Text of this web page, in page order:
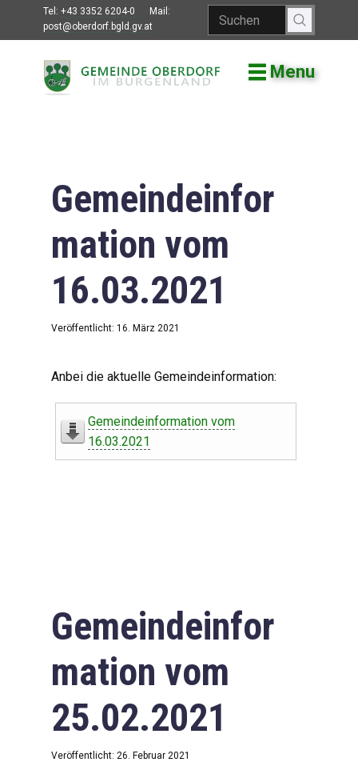
Tel: +43 3352 6204-0
Mail:
post@oberdorf.bgld.gv.at
Menu
Willkommen
Gemeindeamt
Gemeinderat
Bildung
Vereine
Leben in Oberdorf
Downloads
Impressum
Datenschutzerklärung
Gemeindeinfor
mation vom
16.03.2021
Veröffentlicht: 16. März 2021
Anbei die aktuelle Gemeindeinformation:
Gemeindeinformation vom
16.03.2021
Gemeindeinfor
mation vom
25.02.2021
Veröffentlicht: 26. Februar 2021